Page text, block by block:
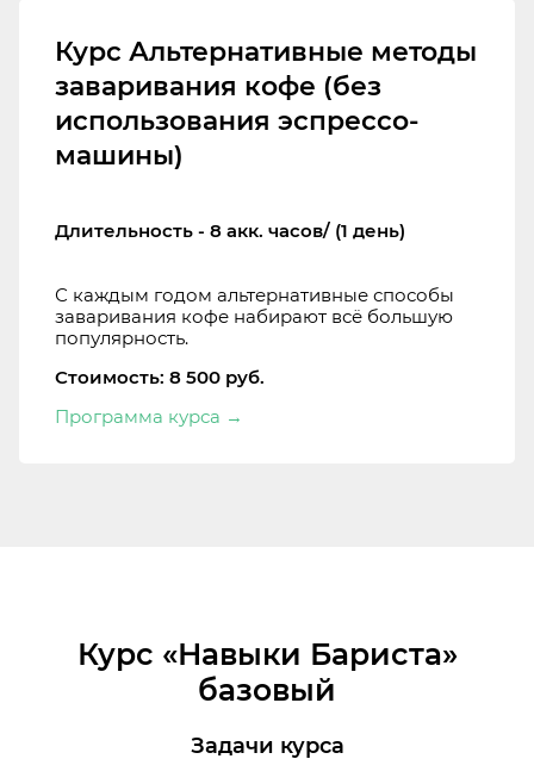
Курс Альтернативные методы
заваривания кофе (без
использования эспрессо-
машины)
Длительность - 8 акк. часов/ (1 день)
С каждым годом альтернативные способы
заваривания кофе набирают всё большую
популярность.
Стоимость: 8 500 руб.
Программа курса →
Курс «Навыки Бариста»
базовый
Задачи курса